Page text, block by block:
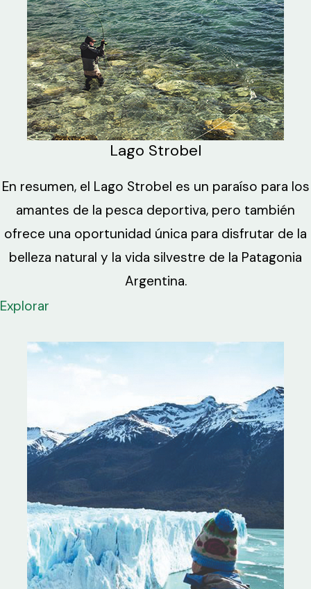
Lago Strobel
En resumen, el Lago Strobel es un paraíso para los
amantes de la pesca deportiva, pero también
ofrece una oportunidad única para disfrutar de la
belleza natural y la vida silvestre de la Patagonia
Argentina.
Explorar